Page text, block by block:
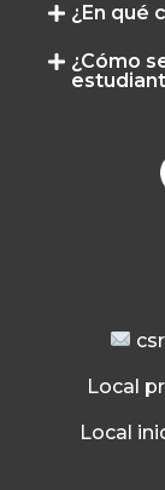
¿En qué
¿Cómo
Local
Local